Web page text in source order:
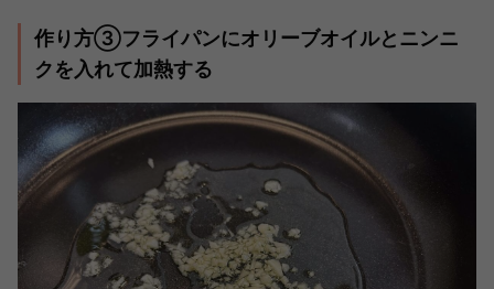
作り方③フライパンにオリーブオイルとニンニ
クを入れて加熱する